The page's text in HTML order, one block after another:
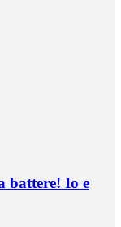
battere! Io e